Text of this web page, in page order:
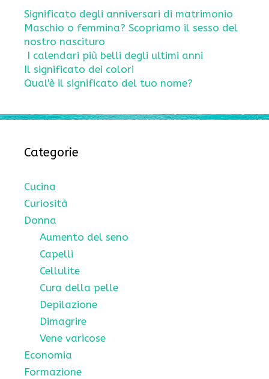
Significato degli anniversari di matrimonio
Maschio o femmina? Scopriamo il sesso del
nostro nascituro
I calendari più belli degli ultimi anni
Il significato dei colori
Qual'è il significato del tuo nome?
Categorie
Cucina
Curiosità
Donna
Aumento del seno
Capelli
Cellulite
Cura della pelle
Depilazione
Dimagrire
Vene varicose
Economia
Formazione